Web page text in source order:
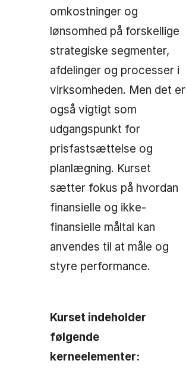
omkostninger og
lønsomhed på forskellige
strategiske segmenter,
afdelinger og processer i
virksomheden. Men det er
også vigtigt som
udgangspunkt for
prisfastsættelse og
planlægning. Kurset
sætter fokus på hvordan
finansielle og ikke-
finansielle måltal kan
anvendes til at måle og
styre performance.
Kurset indeholder
følgende
kerneelementer: